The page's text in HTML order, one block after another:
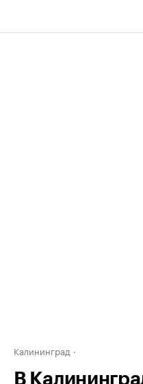
Калининград
В